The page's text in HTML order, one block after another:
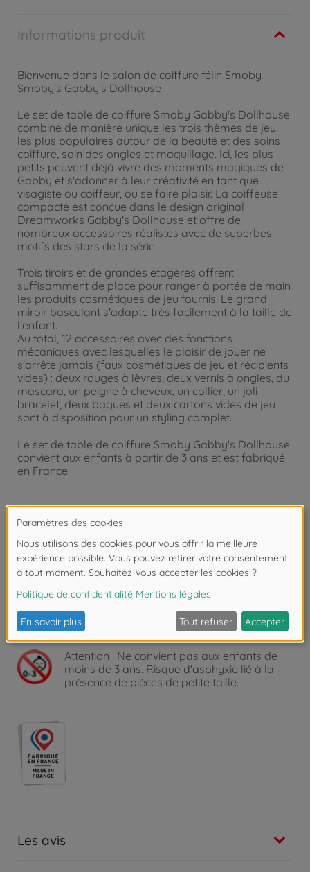
Informations produit
Bienvenue dans le salon de coiffure félin Smoby
Smoby's Gabby's Dollhouse !
Le set de table de coiffure Smoby Gabby's Dollhouse
combine de manière unique les trois thèmes de jeu
les plus populaires autour de la beauté et des soins :
coiffure, soin des ongles et maquillage. Ici, les plus
petits peuvent déjà vivre des moments magiques de
Gabby et s'adonner à leur créativité en tant que
visagiste ou coiffeur, ou se faire plaisir. La coiffeuse
compacte est conçue dans le design original
Dreamworks Gabby's Dollhouse et offre de
nombreux accessoires réalistes avec de superbes
motifs des stars de la série.
Trois tiroirs et de grandes étagères offrent
suffisamment de place pour ranger à portée de main
les produits cosmétiques de jeu fournis. Le grand
miroir basculant s'adapte très facilement à la taille de
l'enfant.
Au total, 12 accessoires avec des fonctions
mécaniques avec lesquelles le plaisir de jouer ne
s'arrête jamais (faux cosmétiques de jeu et récipients
vides) : deux rouges à lèvres, deux vernis à ongles, du
mascara, un peigne à cheveux, un collier, un joli
bracelet, deux bagues et deux cartons vides de jeu
sont à disposition pour un styling complet.
Le set de table de coiffure Smoby Gabby's Dollhouse
convient aux enfants à partir de 3 ans et est fabriqué
en France.
Product details:
Dimensions : 49 x 36 x 50,5 cm.
À partir de 3 ans.
Copyright: Dreamworks/Universal Studio Limited
Attention ! Ne convient pas aux enfants de
moins de 3 ans. Risque d'asphyxie lié à la
présence de pièces de petite taille.
Les avis